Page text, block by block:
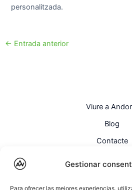
Gestionar
Para ofrecer las mejores experiencias,
personalitzada.
← Entrada anterior
Viure a
Blog
Contacte